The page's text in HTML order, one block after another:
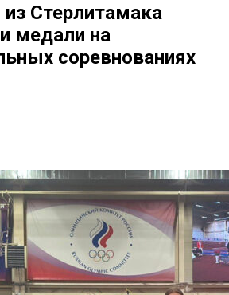
Стерлитамака
медали на
соревнованиях